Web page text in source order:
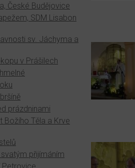
České Budějovice
SDM Lisabon
sv. Jáchyma a
v Prášilech
prázdninami
Božího Těla a Krve
přijímáním